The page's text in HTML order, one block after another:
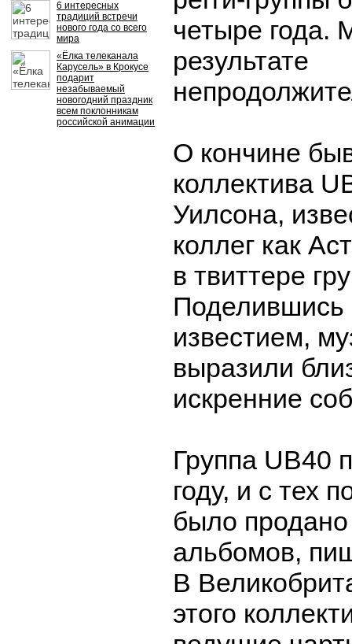
6 интересных
традиций встречи
нового года со всего
мира
«Ёлка телеканала
Карусель» в Крокусе
подарит
незабываемый
новогодний праздник
всем поклонникам
российской анимации
четыре года.
результате
О кончине
коллектива
Уилсона,
коллег как
в твиттере
известием,
выразили
искренние
Группа UB40
году, и с тех
было
альбомов,
В
этого